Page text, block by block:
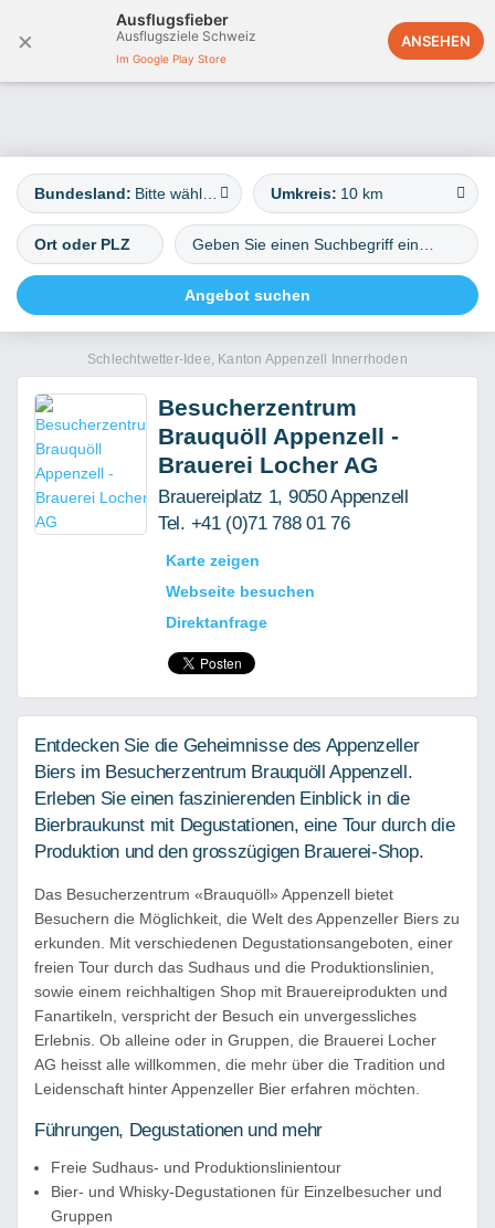
×
Ausflugsfieber
Ausflugsziele Schweiz
Im Google Play Store
ANSEHEN
Deutschland
Bundesland: Umkreis: 10 km
Schlechtwetter-Idee, Kanton Appenzell Innerrhoden
Besucherzentrum
Brauquöll Appenzell -
Brauerei Locher AG
Brauereiplatz 1, 9050 Appenzell
Tel. +41 (0)71 788 01 76
Karte zeigen
Webseite besuchen
Direktanfrage
Entdecken Sie die Geheimnisse des Appenzeller
Biers im Besucherzentrum Brauquöll Appenzell.
Erleben Sie einen faszinierenden Einblick in die
Bierbraukunst mit Degustationen, eine Tour durch die
Produktion und den grosszügigen Brauerei-Shop.
Das Besucherzentrum «Brauquöll» Appenzell bietet
Besuchern die Möglichkeit, die Welt des Appenzeller Biers zu
erkunden. Mit verschiedenen Degustationsangeboten, einer
freien Tour durch das Sudhaus und die Produktionslinien,
sowie einem reichhaltigen Shop mit Brauereiprodukten und
Fanartikeln, verspricht der Besuch ein unvergessliches
Erlebnis. Ob alleine oder in Gruppen, die Brauerei Locher
AG heisst alle willkommen, die mehr über die Tradition und
Leidenschaft hinter Appenzeller Bier erfahren möchten.
Führungen, Degustationen und mehr
Freie Sudhaus- und Produktionslinientour
Bier- und Whisky-Degustationen für Einzelbesucher und
Gruppen